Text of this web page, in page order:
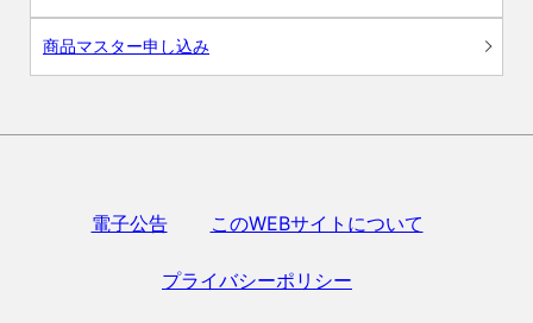
商品マスター申し込み
電子公告 このWEBサイトについて
プライバシーポリシー